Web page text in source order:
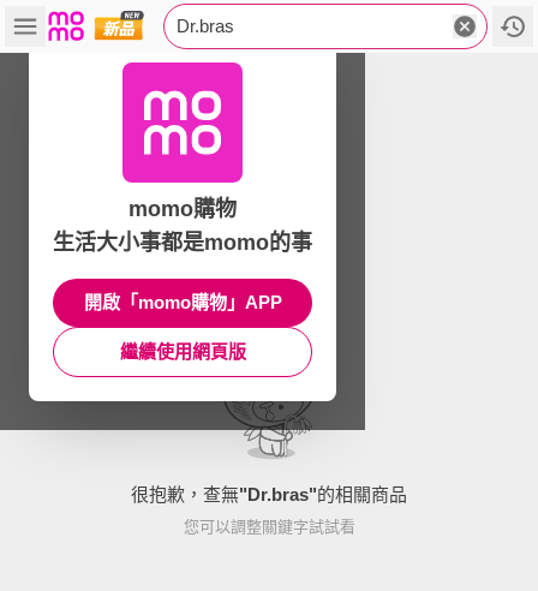
Dr.bras
很抱歉，查無"Dr.bras"的相關商品
您可以調整關鍵字試試看
momo購物
生活大小事都是momo的事
開啟「momo購物」APP
繼續使用網頁版